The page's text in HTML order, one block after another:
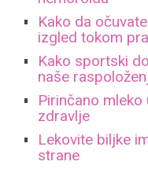
Kako da
izgled tokom
Kako sportski
naše
Pirinčano
zdravlje
Lekovite biljke
strane